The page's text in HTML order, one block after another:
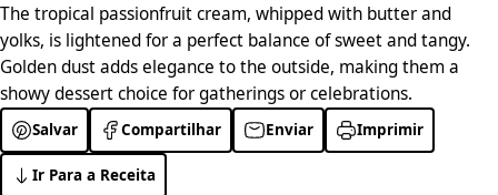
The tropical passionfruit cream, whipped with butter and
yolks, is lightened for a perfect balance of sweet and tangy.
Golden dust adds elegance to the outside, making them a
showy dessert choice for gatherings or celebrations.
Salvar Compartilhar Enviar Imprimir
Ir Para a Receita